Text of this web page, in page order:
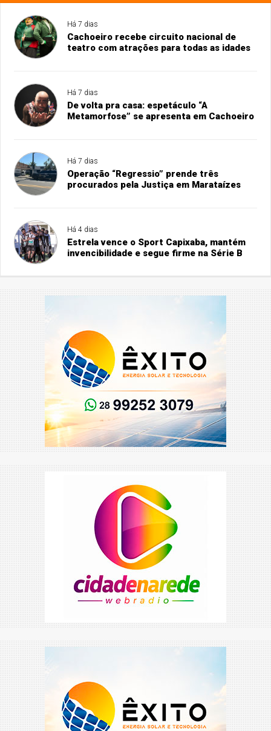
Há 7 dias
Cachoeiro recebe circuito nacional de
teatro com atrações para todas as idades
Há 7 dias
De volta pra casa: espetáculo “A
Metamorfose” se apresenta em Cachoeiro
Há 7 dias
Operação “Regressio” prende três
procurados pela Justiça em Marataízes
Há 4 dias
Estrela vence o Sport Capixaba, mantém
invencibilidade e segue firme na Série B